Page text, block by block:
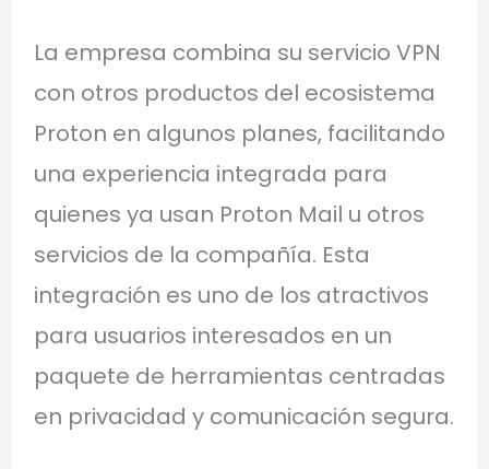
La empresa combina su servicio VPN
con otros productos del ecosistema
Proton en algunos planes, facilitando
una experiencia integrada para
quienes ya usan Proton Mail u otros
servicios de la compañía. Esta
integración es uno de los atractivos
para usuarios interesados en un
paquete de herramientas centradas
en privacidad y comunicación segura.